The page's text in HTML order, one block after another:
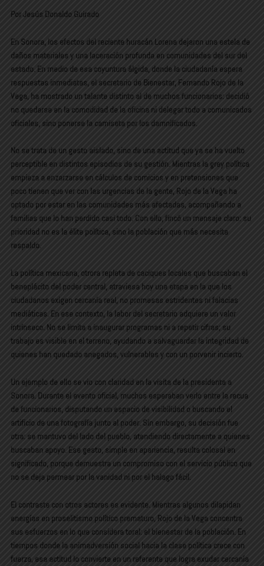
Por Jesús Donaldo Guirado
En Sonora, los efectos del reciente huracán Lorena dejaron una estela de
daños materiales y una laceración profunda en comunidades del sur del
estado. En medio de esa coyuntura álgida, donde la ciudadanía espera
respuestas inmediatas, el secretario de Bienestar, Fernando Rojo de la
Vega, ha mostrado un talante distinto al de muchos funcionarios: decidió
no quedarse en la comodidad de la oficina ni delegar todo a comunicados
oficiales, sino ponerse la camiseta por los damnificados.
No se trata de un gesto aislado, sino de una actitud que ya se ha vuelto
perceptible en distintos episodios de su gestión. Mientras la grey política
empieza a enzarzarse en cálculos de comicios y en pretensiones que
poco tienen que ver con las urgencias de la gente, Rojo de la Vega ha
optado por estar en las comunidades más afectadas, acompañando a
familias que lo han perdido casi todo. Con ello, fincó un mensaje claro: su
prioridad no es la élite política, sino la población que más necesita
respaldo.
La política mexicana, otrora repleta de caciques locales que buscaban el
beneplácito del poder central, atraviesa hoy una etapa en la que los
ciudadanos exigen cercanía real, no promesas estridentes ni falacias
mediáticas. En ese contexto, la labor del secretario adquiere un valor
intrínseco. No se limita a inaugurar programas ni a repetir cifras; su
trabajo es visible en el terreno, ayudando a salvaguardar la integridad de
quienes han quedado anegados, vulnerables y con un porvenir incierto.
Un ejemplo de ello se vio con claridad en la visita de la presidenta a
Sonora. Durante el evento oficial, muchos esperaban verlo entre la recua
de funcionarios, disputando un espacio de visibilidad o buscando el
artificio de una fotografía junto al poder. Sin embargo, su decisión fue
otra: se mantuvo del lado del pueblo, atendiendo directamente a quienes
buscaban apoyo. Ese gesto, simple en apariencia, resulta colosal en
significado, porque demuestra un compromiso con el servicio público que
no se deja permear por la vanidad ni por el halago fácil.
El contraste con otros actores es evidente. Mientras algunos dilapidan
energías en proselitismo político prematuro, Rojo de la Vega concentra
sus esfuerzos en lo que considera toral: el bienestar de la población. En
tiempos donde la animadversión social hacia la clase política crece con
fuerza, esa actitud lo convierte en un referente que logra exudar cercanía